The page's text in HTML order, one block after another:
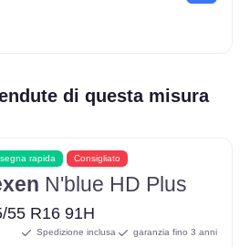
di questa misura
rapida Consigliato
N'blue HD Plus
55 R16 91H
Spedizione inclusa garanzia fino 3 anni